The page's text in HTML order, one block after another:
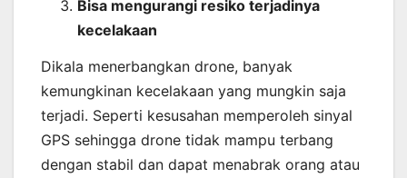
Bisa mengurangi resiko terjadinya
kecelakaan
Dikala menerbangkan drone, banyak
kemungkinan kecelakaan yang mungkin saja
terjadi. Seperti kesusahan memperoleh sinyal
GPS sehingga drone tidak mampu terbang
dengan stabil dan dapat menabrak orang atau